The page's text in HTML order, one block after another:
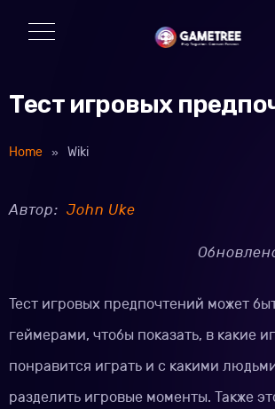
Тест игровых
Home » Wiki
Автор:John Uke
Тест игровых предпочтений может
геймерами, чтобы показать, в какие
понравится играть и с какими
разделить игровые моменты. Также